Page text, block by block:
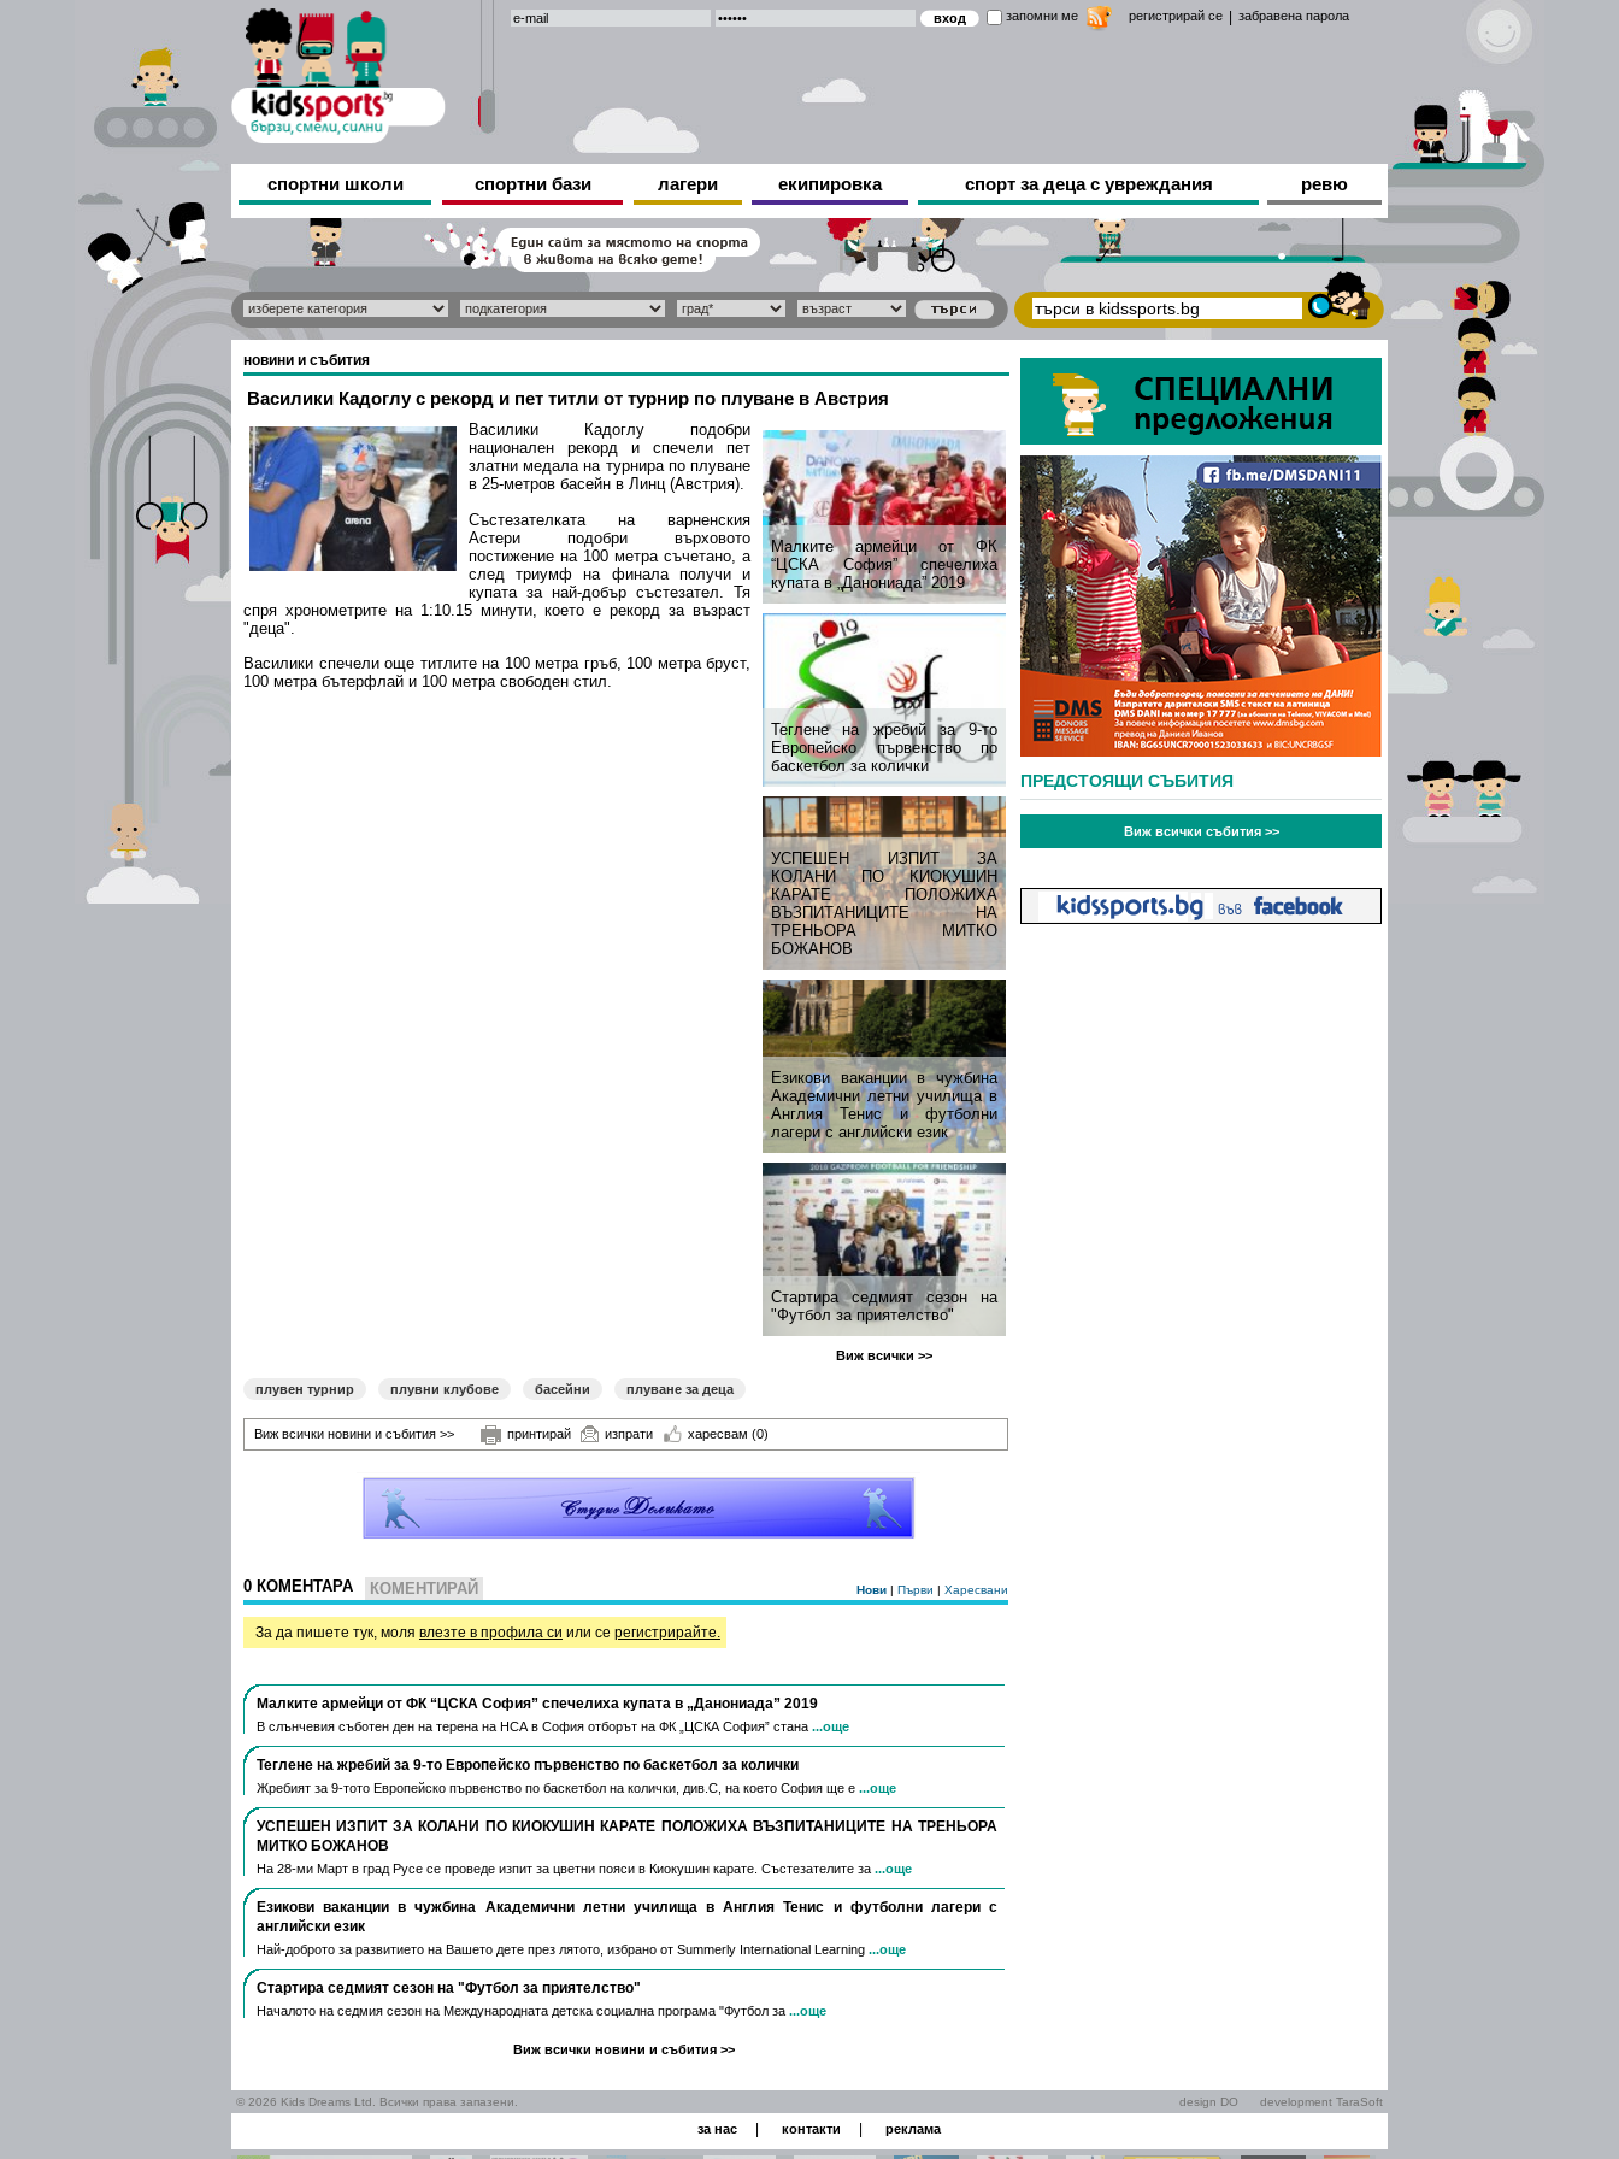
запомни ме регистрирай се забравена парола
спортни школи спортни бази лагери екипировка спорт за деца с увреждания ревю
новини и събития
Василики Кадоглу с рекорд и пет титли от турнир по плуване в Австрия
Малките армейци от ФК
“ЦСКА София” спечелиха
купата в „Данониада” 2019
Теглене на жребий за 9-то
Европейско първенство по
баскетбол за колички
УСПЕШЕН ИЗПИТ ЗА
КОЛАНИ ПО КИОКУШИН
КАРАТЕ ПОЛОЖИХА
ВЪЗПИТАНИЦИТЕ НА
ТРЕНЬОРА МИТКО
БОЖАНОВ
Езикови ваканции​ в чужбина
Академични летни училища в
Англия Тенис и футболни
лагери с английски език
Стартира седмият сезон на
"Футбол за приятелство"
Виж всички >>
Василики Кадоглу подобри
национален рекорд и спечели пет
златни медала на турнира по плуване
в 25-метров басейн в Линц (Австрия).
Състезателката на варненския
Астери подобри върховото
постижение на 100 метра съчетано, а
след триумф на финала получи и
купата за най-добър състезател. Тя
спря хронометрите на 1:10.15 минути, което е рекорд за възраст
"деца".
Василики спечели още титлите на 100 метра гръб, 100 метра бруст,
100 метра бътерфлай и 100 метра свободен стил.
плувен турнир плувни клубове басейни плуване за деца
Виж всички новини и събития >> принтирай изпрати харесвам (0)
0 КОМЕНТАРА КОМЕНТИРАЙ Нови | Първи | Харесвани
За да пишете тук, моля влезте в профила си или се регистрирайте.
Малките армейци от ФК “ЦСКА София” спечелиха купата в „Данониада” 2019
В слънчевия съботен ден на терена на НСА в София отборът на ФК „ЦСКА София” стана ...още
Теглене на жребий за 9-то Европейско първенство по баскетбол за колички
Жребият за 9-тото Европейско първенство по баскетбол на колички, див.С, на което София ще е ...още
УСПЕШЕН ИЗПИТ ЗА КОЛАНИ ПО КИОКУШИН КАРАТЕ ПОЛОЖИХА ВЪЗПИТАНИЦИТЕ НА ТРЕНЬОРА
МИТКО БОЖАНОВ
На 28-ми Март в град Русе се проведе изпит за цветни пояси в Киокушин карате. Състезателите за ...още
Езикови ваканции​ в чужбина Академични летни училища в Англия Тенис и футболни лагери с
английски език
Най-доброто за развитието на Вашето дете през лятото, избрано от Summerly International Learning ...още
Стартира седмият сезон на "Футбол за приятелство"
Началото на седмия сезон на Международната детска социална програма "Футбол за ...още
Виж всички новини и събития >>
ПРЕДСТОЯЩИ СЪБИТИЯ
Виж всички събития >>
© 2026 Kids Dreams Ltd. Всички права запазени. design DO development TaraSoft
за нас контакти реклама